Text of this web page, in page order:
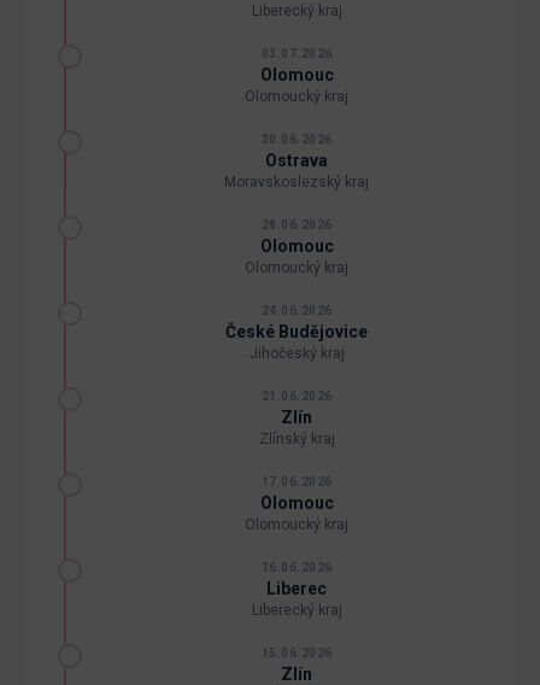
Liberecký kraj
03.07.2026
Olomouc
Olomoucký kraj
30.06.2026
Ostrava
Moravskoslezský kraj
28.06.2026
Olomouc
Olomoucký kraj
24.06.2026
České Budějovice
Jihočeský kraj
21.06.2026
Zlín
Zlínský kraj
17.06.2026
Olomouc
Olomoucký kraj
16.06.2026
Liberec
Liberecký kraj
15.06.2026
Zlín